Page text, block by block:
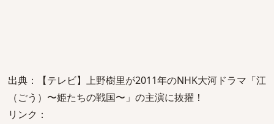
出典：【テレビ】上野樹里が2011年のNHK大河ドラマ「江
（ごう）〜姫たちの戦国〜」の主演に抜擢！
リンク：